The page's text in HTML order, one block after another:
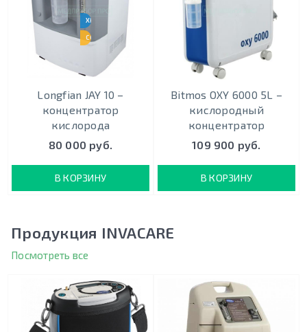
ХИТ ПРОДАЖ
СОХРАНЯЕМ ЦЕНУ
Longfian JAY 10 –
концентратор
кислорода
80 000 руб.
В КОРЗИНУ
Bitmos OXY 6000 5L –
кислородный
концентратор
109 900 руб.
В КОРЗИНУ
Продукция INVACARE
Посмотреть все